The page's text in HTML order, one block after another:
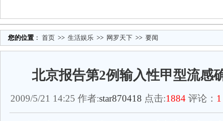
您的位置 ： 首页 >> 生活娱乐 >> 网罗天下 >> 要闻
北京报告第2例输入性甲型流感
2009/5/21 14:25 作者:star870418 点击:1884 评论： 1